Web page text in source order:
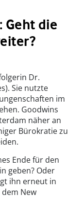
Geht die
Dr.
Sie nutzte
im
Goodwins
näher an
Bürokratie zu
Ende für den
geben? Oder
ihn erneut in
New